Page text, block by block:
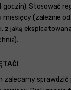
godzin). Stosować
miesięcy (zależnie od
z jaką
zalecamy sprawdzić